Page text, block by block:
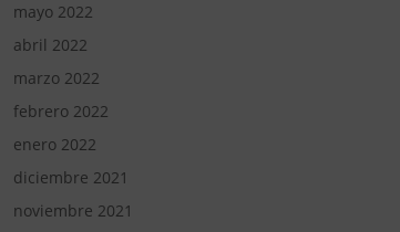
mayo 2022
abril 2022
marzo 2022
febrero 2022
enero 2022
diciembre 2021
noviembre 2021